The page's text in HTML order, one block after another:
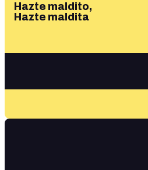
Hazte maldito,
Hazte maldita